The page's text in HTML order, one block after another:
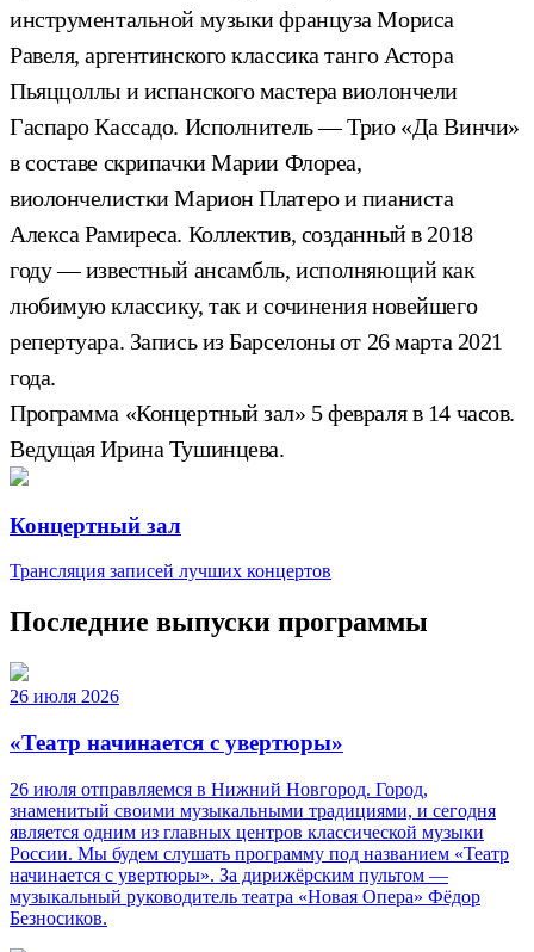
инструментальной музыки француза Мориса
Равеля, аргентинского классика танго Астора
Пьяццоллы и испанского мастера виолончели
Гаспаро Кассадо. Исполнитель — Трио «Да Винчи»
в составе скрипачки Марии Флореа,
виолончелистки Марион Платеро и пианиста
Алекса Рамиреса. Коллектив, созданный в 2018
году — известный ансамбль, исполняющий как
любимую классику, так и сочинения новейшего
репертуара. Запись из Барселоны от 26 марта 2021
года.
Программа «Концертный зал» 5 февраля в 14 часов.
Ведущая Ирина Тушинцева.
Концертный зал
Трансляция записей лучших концертов
Последние выпуски программы
26 июля 2026
«Театр начинается с увертюры»
26 июля отправляемся в Нижний Новгород. Город,
знаменитый своими музыкальными традициями, и сегодня
является одним из главных центров классической музыки
России. Мы будем слушать программу под названием «Театр
начинается с увертюры». За дирижёрским пультом —
музыкальный руководитель театра «Новая Опера» Фёдор
Безносиков.